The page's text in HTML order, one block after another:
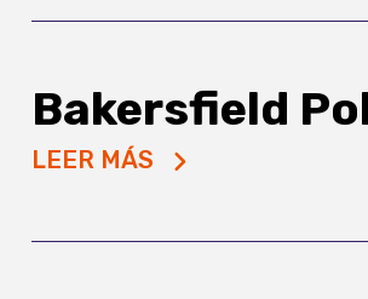
Bakersfield
LEER MÁS